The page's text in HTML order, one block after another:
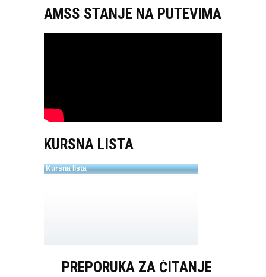
AMSS STANJE NA PUTEVIMA
KURSNA LISTA
PREPORUKA ZA ČITANJE